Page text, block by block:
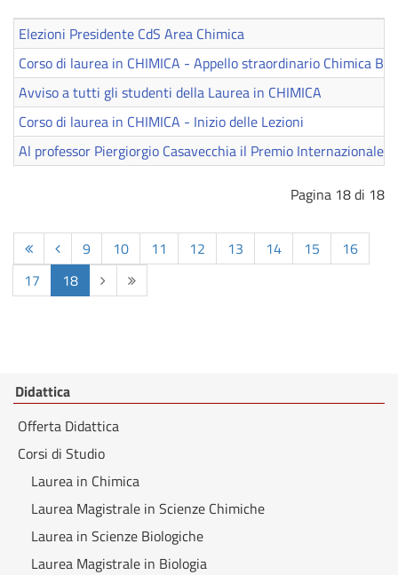
Elezioni Presidente CdS Area Chimica
Corso di laurea in CHIMICA - Appello straordinario Chimica
Avviso a tutti gli studenti della Laurea in CHIMICA
Corso di laurea in CHIMICA - Inizio delle Lezioni
Al professor Piergiorgio Casavecchia il Premio Internazionale
Pagina 18 di 18
9 10 11 12 13 14 15
16
17
18 AvantiFine
Didattica
Offerta Didattica
Corsi di Studio
Laurea in Chimica
Laurea Magistrale in Scienze Chimiche
Laurea in Scienze Biologiche
Laurea Magistrale in Biologia